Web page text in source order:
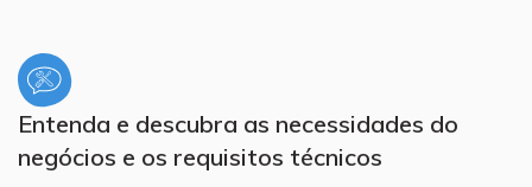
Entenda e descubra as necessidades do
negócios e os requisitos técnicos